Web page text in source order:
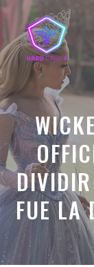
Saltar
contenido
FUE LA